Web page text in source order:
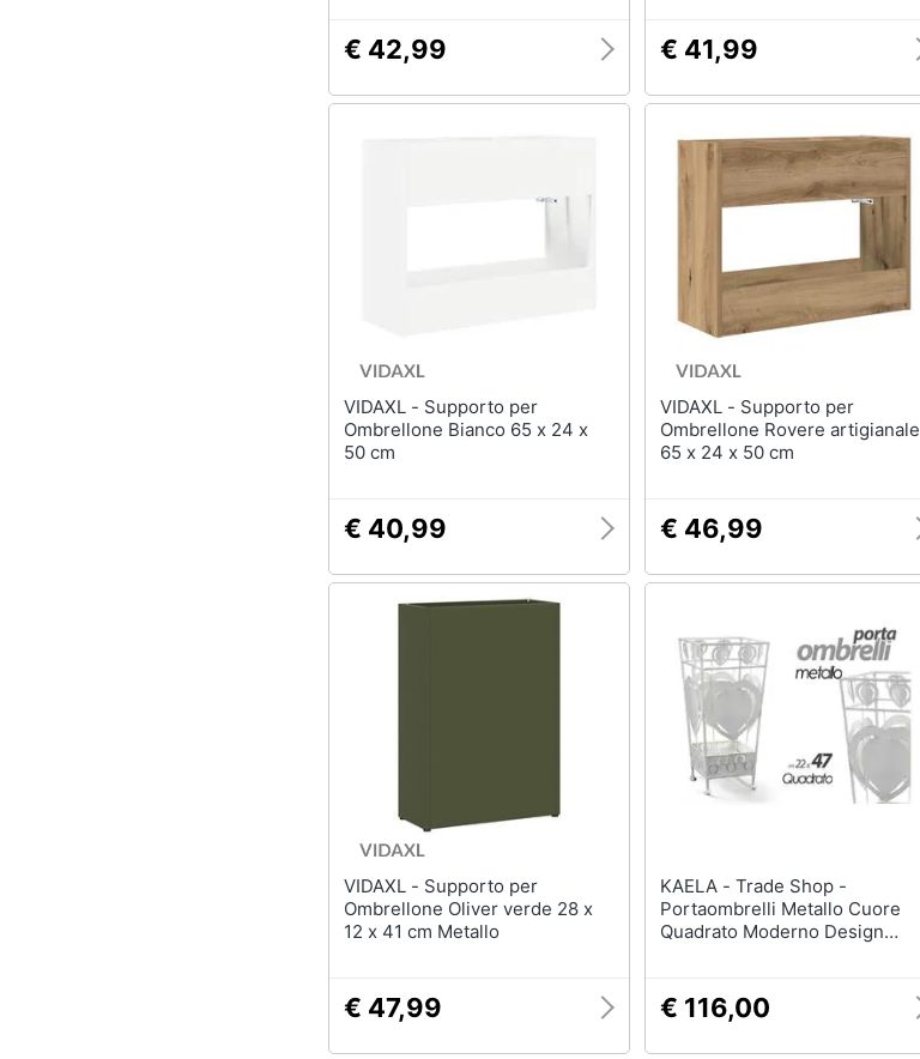
€ 42,99 € 41,99
VIDAXL - Supporto per
Ombrellone Bianco 65 x 24 x
50 cm
€ 40,99
VIDAXL - Supporto per
Ombrellone Rovere artigianale
65 x 24 x 50 cm
€ 46,99
VIDAXL - Supporto per
Ombrellone Oliver verde 28 x
12 x 41 cm Metallo
€ 47,99
KAELA - Trade Shop -
Portaombrelli Metallo Cuore
Quadrato Moderno Design
€ 116,00